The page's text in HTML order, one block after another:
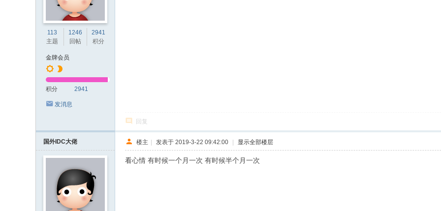
113
主题
1246
回帖
2941
积分
金牌会员
积分 2941
发消息
回复
国外IDC大佬 楼主 | 发表于 2019-3-22 09:42:00 | 显示全部楼层
看心情 有时候一个月一次 有时候半个月一次